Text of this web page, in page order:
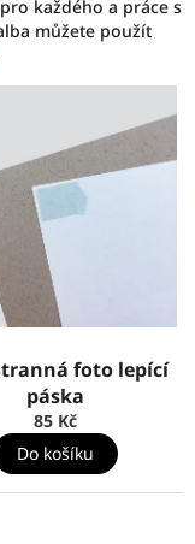
každého a práce s
můžete použít
foto lepící
páska
85 Kč
Do košíku